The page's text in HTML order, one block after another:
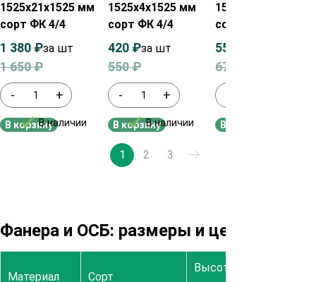
1525х21х1525 мм
сорт ФК 4/4
- +
В наличии
1 650₽
1 380 ₽за шт
В корзину
1525х4х1525 мм
сорт ФК 4/4
- +
В наличии
550₽
420 ₽за шт
В корзину
1525х6.5х1525 мм
сорт ФК 4/4
670
550
В корзину
1 2 3
Фанера и ОСБ: размеры и цены
Материал Сорт
Высота,